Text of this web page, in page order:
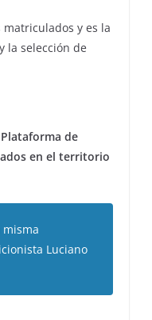
y es la
la selección de
de
en el territorio
Luciano